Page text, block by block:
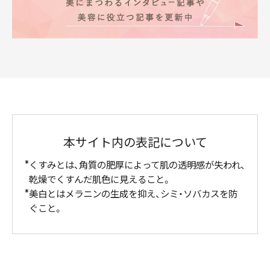
本サイト内の表記について
くすみとは、角質の肥厚によって肌の透明感が失われ、
乾燥でくすんだ肌色に見えること。
美白とはメラニンの生成を抑え、シミ・ソバカスを防
ぐこと。